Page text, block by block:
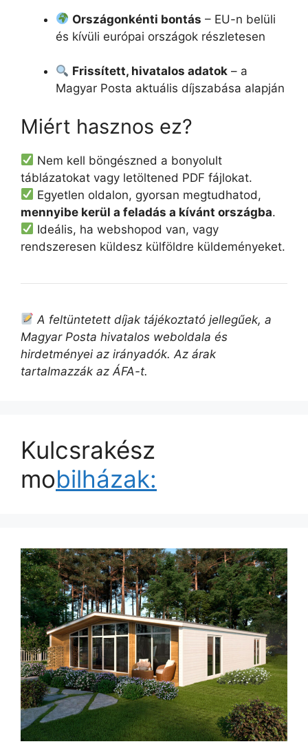
Országonkénti bontás – EU-n belüli
és kívüli európai országok részletesen
Frissített, hivatalos adatok – a
Magyar Posta aktuális díjszabása alapján
Miért hasznos ez?
Nem kell böngészned a bonyolult
táblázatokat vagy letöltened PDF fájlokat.
Egyetlen oldalon, gyorsan megtudhatod,
mennyibe kerül a feladás a kívánt országba.
Ideális, ha webshopod van, vagy
rendszeresen küldesz külföldre küldeményeket.
A feltüntetett díjak tájékoztató jellegűek, a
Magyar Posta hivatalos weboldala és
hirdetményei az irányadók. Az árak
tartalmazzák az ÁFA-t.
Kulcsrakész
mobilházak: